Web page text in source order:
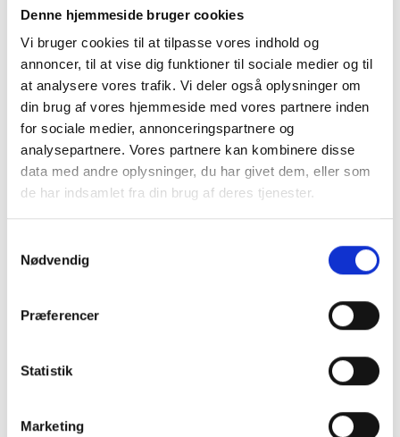
Denne hjemmeside bruger cookies
Vi bruger cookies til at tilpasse vores indhold og
annoncer, til at vise dig funktioner til sociale medier og til
at analysere vores trafik. Vi deler også oplysninger om
din brug af vores hjemmeside med vores partnere inden
for sociale medier, annonceringspartnere og
analysepartnere. Vores partnere kan kombinere disse
data med andre oplysninger, du har givet dem, eller som
de har indsamlet fra din brug af deres tjenester.
Nødvendig
Præferencer
Statistik
Marketing
- Vi er netop ved at lægge sidste hånd på
forbindelse kunne vi rigtig godt tænke os at
modtage input fra jer: Er der mon nogen, der har
en god idé til et emne, de gerne vil blive klogere
på? Eller sidder der måske nogen med noget
velfærdsteknologisk viden, de gerne vil dele?
Så håber vi på at høre fra jer.
Hvis du har forslag, kan du rette henvendelse til
alfs@danish.care
eller telefonisk på 2299 3244.
evalueringsværktøj for myndigheder er at give